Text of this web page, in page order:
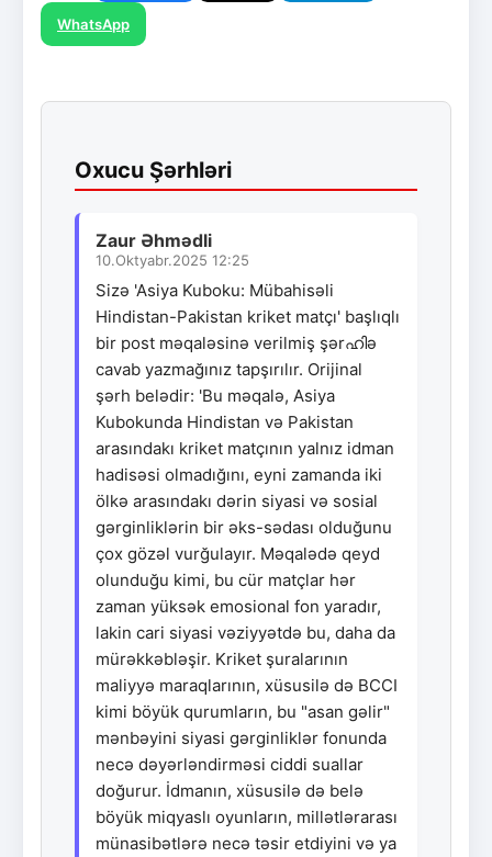
WhatsApp
Oxucu Şərhləri
Zaur Əhmədli
10.Oktyabr.2025 12:25
Sizə 'Asiya Kuboku: Mübahisəli
Hindistan-Pakistan kriket matçı' başlıqlı
bir post məqaləsinə verilmiş şərഹിə
cavab yazmağınız tapşırılır. Orijinal
şərh belədir: 'Bu məqalə, Asiya
Kubokunda Hindistan və Pakistan
arasındakı kriket matçının yalnız idman
hadisəsi olmadığını, eyni zamanda iki
ölkə arasındakı dərin siyasi və sosial
gərginliklərin bir əks-sədası olduğunu
çox gözəl vurğulayır. Məqalədə qeyd
olunduğu kimi, bu cür matçlar hər
zaman yüksək emosional fon yaradır,
lakin cari siyasi vəziyyətdə bu, daha da
mürəkkəbləşir. Kriket şuralarının
maliyyə maraqlarının, xüsusilə də BCCI
kimi böyük qurumların, bu "asan gəlir"
mənbəyini siyasi gərginliklər fonunda
necə dəyərləndirməsi ciddi suallar
doğurur. İdmanın, xüsusilə də belə
böyük miqyaslı oyunların, millətlərarası
münasibətlərə necə təsir etdiyini və ya